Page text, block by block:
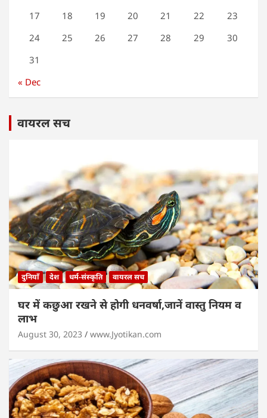
17
18 19 20 21 22
23
24
25 26 27 28 29
30
31
« Dec
वायरल सच
दुनियाँ देश धर्म-संस्कृति वायरल सच
घर में कछुआ रखने से होगी धनवर्षा,जानें वास्तु नियम व
लाभ
August 30, 2023 www.Jyotikan.com